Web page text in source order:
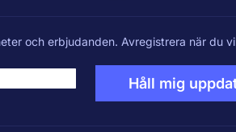
och erbjudanden. Avregistrera när du
Håll mig